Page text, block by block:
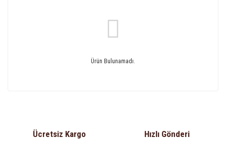
Ürün Bulunamadı.
Ücretsiz Kargo Hızlı Gönderi